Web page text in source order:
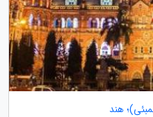
هند